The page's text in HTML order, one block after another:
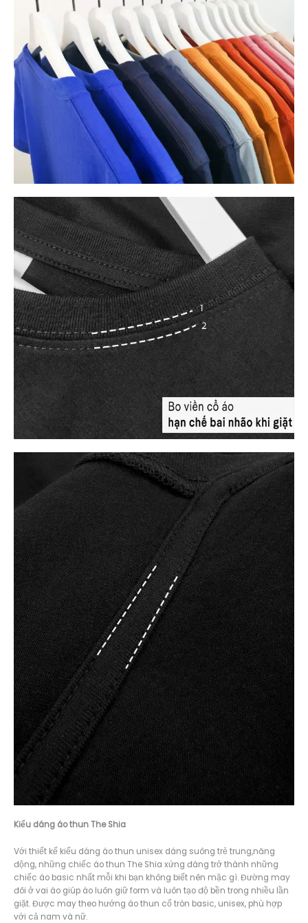
Kiểu dáng áo thun The Shia
Với thiết kế kiểu dáng áo thun unisex dáng suông trẻ trung,năng
động, những chiếc áo thun The Shia xứng đáng trở thành những
chiếc áo basic nhất mỗi khi bạn không biết nên mặc gì. Đường may
đôi ở vai áo giúp áo luôn giữ form và luôn tạo độ bền trong nhiều lần
giặt. Được may theo hướng áo thun cổ tròn basic, unisex, phù hợp
với cả nam và nữ.